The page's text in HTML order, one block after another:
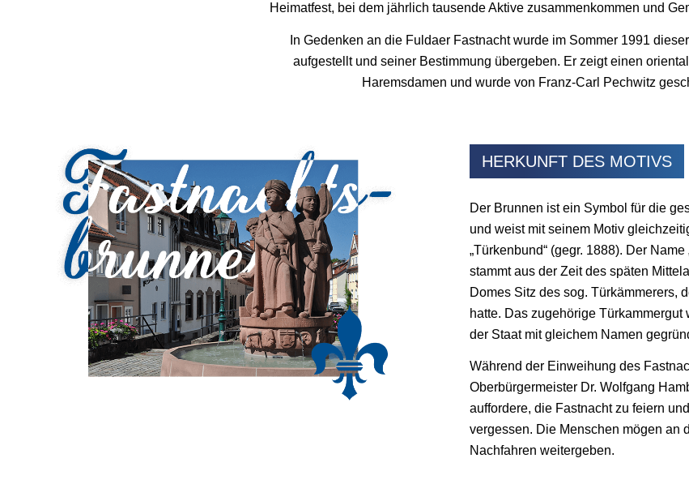
Heimatfest, bei dem jährlich tausende Aktive zusammenkommen und
In Gedenken an die Fuldaer Fastnacht wurde im Sommer 1991
aufgestellt und seiner Bestimmung übergeben. Er zeigt einen
Haremsdamen und wurde von Franz-Carl Pechwitz
HERKUNFT DES MOTIVS
Der Brunnen ist ein Symbol für die
und weist mit seinem Motiv
„Türkenbund“ (gegr. 1888). Der
stammt aus der Zeit des späten
Domes Sitz des sog. Türkämmerers,
hatte. Das zugehörige
der Staat mit gleichem Namen
Während der Einweihung des
Oberbürgermeister Dr. Wolfgang
auffordere, die Fastnacht zu feiern
vergessen. Die Menschen mögen an
Nachfahren weitergeben.